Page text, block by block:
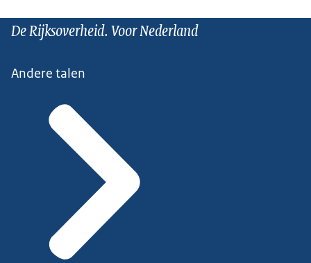
De Rijksoverheid. Voor Nederland
Andere talen